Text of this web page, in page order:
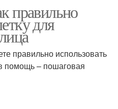
правильно
для
правильно использовать
помощь – пошаговая